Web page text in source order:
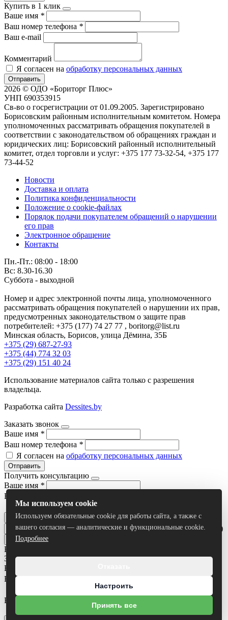
Купить в 1 клик
Ваше имя *
Ваш номер телефона *
Ваш e-mail
Комментарий
Я согласен на обработку персональных данных
Отправить
2026 © ОДО «Бориторг Плюс»
УНП 690353915
Св-во о госрегистрации от 01.09.2005. Зарегистрировано
Борисовским районным исполнительным комитетом. Номера
уполномоченных рассматривать обращения покупателей в
соответствии с законодательством об обращениях граждан и
юридических лиц: Борисовский районный исполнительный
комитет, отдел торговли и услуг: +375 177 73-32-54, +375 177
73-44-52
Новости
Доставка и оплата
Политика конфиденциальности
Положение о cookie-файлах
Порядок подачи покупателем обращений о нарушении
его прав
Электронное обращение
Контакты
Пн.-Пт.: 08:00 - 18:00
Вс: 8.30-16.30
Суббота - выходной
Номер и адрес электронной почты лица, уполномоченного
рассматривать обращения покупателей о нарушении их прав,
предусмотренных законодательством о защите прав
потребителей: +375 (177) 74 27 77 , boritorg@list.ru
Минская область, Борисов, улица Дёмина, 35Б
+375 (29) 687-27-93
+375 (44) 774 32 03
+375 (29) 151 40 24
Использование материалов сайта только с разрешения
владельца.
Разработка сайта Dessites.by
Заказать звонок
Ваше имя *
Ваш номер телефона *
Я согласен на обработку персональных данных
Отправить
Получить консультацию
Ваше имя *
Ваш номер телефона
Я согласен наобработку персональных данных
Отправить
Умный поиск(тестовый режим)
Все результаты
Задать вопрос
Ваше имя
Ваш номер телефона
Ваш вопрос
обработку персональных данных
Мы используем cookie
Используем обязательные cookie для работы сайта, а также с
вашего согласия — аналитические и функциональные cookie.
Подробнее
Настроить
Принять все